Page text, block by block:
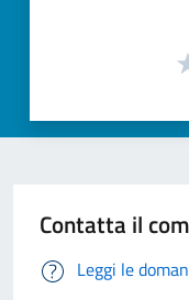
Contatta il
Leggi le